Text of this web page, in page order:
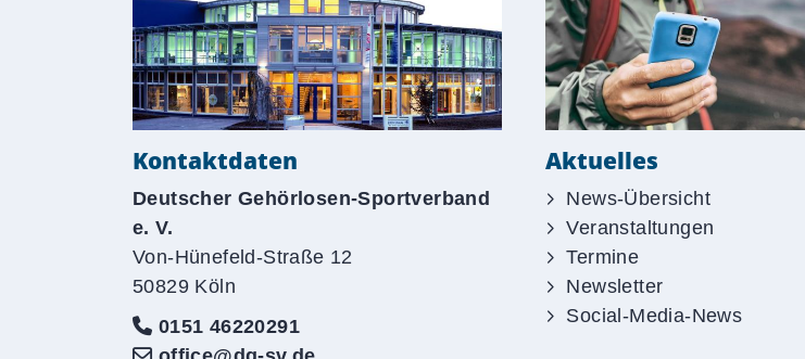
Kontaktdaten
Deutscher Gehörlosen-Sportverband
e. V.
Von-Hünefeld-Straße 12
50829 Köln
0151 46220291
Aktuelles
News-Übersicht
Veranstaltungen
Termine
Newsletter
Social-Media-News